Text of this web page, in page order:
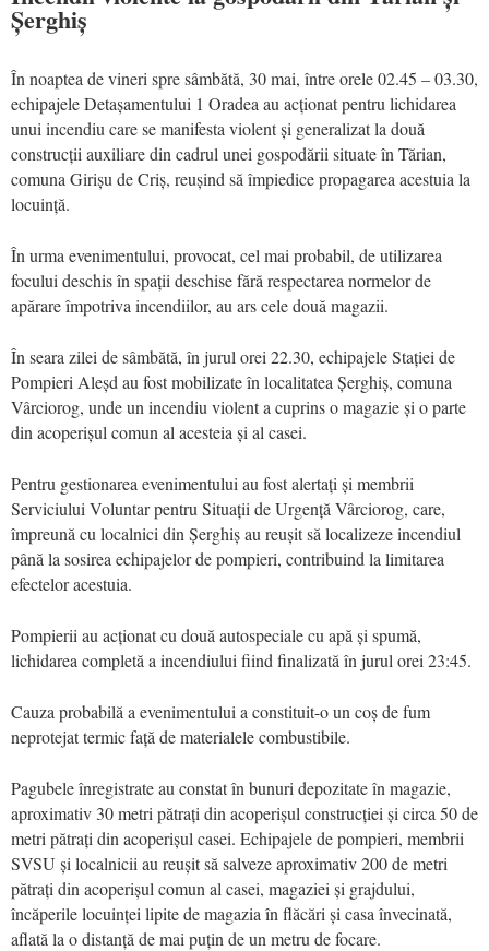
Șerghiș
În noaptea de vineri spre sâmbătă, 30 mai, între orele 02.45 – 03.30,
echipajele Detașamentului 1 Oradea au acționat pentru lichidarea
unui incendiu care se manifesta violent și generalizat la două
construcții auxiliare din cadrul unei gospodării situate în Tărian,
comuna Girișu de Criș, reușind să împiedice propagarea acestuia la
locuință.
În urma evenimentului, provocat, cel mai probabil, de utilizarea
focului deschis în spații deschise fără respectarea normelor de
apărare împotriva incendiilor, au ars cele două magazii.
În seara zilei de sâmbătă, în jurul orei 22.30, echipajele Stației de
Pompieri Aleșd au fost mobilizate în localitatea Șerghiș, comuna
Vârciorog, unde un incendiu violent a cuprins o magazie și o parte
din acoperișul comun al acesteia și al casei.
Pentru gestionarea evenimentului au fost alertați și membrii
Serviciului Voluntar pentru Situații de Urgență Vârciorog, care,
împreună cu localnici din Șerghiș au reușit să localizeze incendiul
până la sosirea echipajelor de pompieri, contribuind la limitarea
efectelor acestuia.
Pompierii au acționat cu două autospeciale cu apă și spumă,
lichidarea completă a incendiului fiind finalizată în jurul orei 23:45.
Cauza probabilă a evenimentului a constituit-o un coș de fum
neprotejat termic față de materialele combustibile.
Pagubele înregistrate au constat în bunuri depozitate în magazie,
aproximativ 30 metri pătrați din acoperișul construcției și circa 50 de
metri pătrați din acoperișul casei. Echipajele de pompieri, membrii
SVSU și localnicii au reușit să salveze aproximativ 200 de metri
pătrați din acoperișul comun al casei, magaziei și grajdului,
încăperile locuinței lipite de magazia în flăcări și casa învecinată,
aflată la o distanță de mai puțin de un metru de focare.